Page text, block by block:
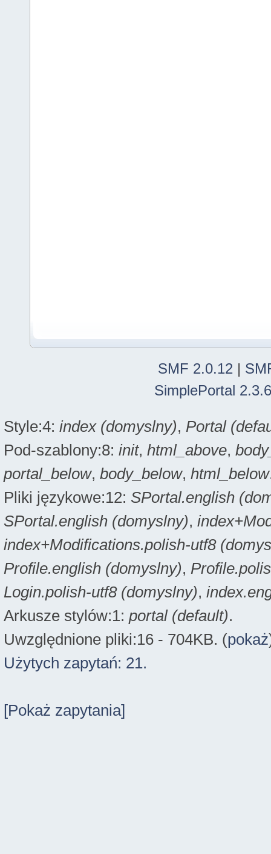
SMF 2.0.12 |
SimplePortal
Style:4: index (domyslny), Portal
Pod-szablony:8: init, html_above,
portal_below, body_below, html_below
Pliki językowe:12: SPortal.english
SPortal.english (domyslny),
index+Modifications.polish-utf8
Profile.english (domyslny),
Login.polish-utf8 (domyslny),
Arkusze stylów:1: portal (default).
Uwzględnione pliki:16 - 704KB. (pokaż
Użytych zapytań: 21.
[Pokaż zapytania]